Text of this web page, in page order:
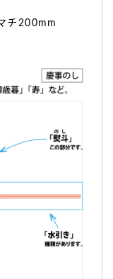
をありがとうござ
クーヘンを食べな
言う願いも込めて
う返事を貰い嬉し
…何か節目の様な
話しました。
さくら様）
ムクーヘン（1個
チ200mm